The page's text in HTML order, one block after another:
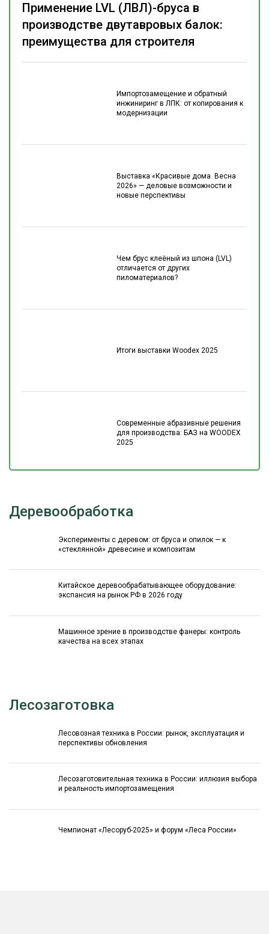
Импортозамещение и обратный
инжиниринг в ЛПК: от копирования к
модернизации
Выставка «Красивые дома. Весна
2026» — деловые возможности и
новые перспективы
Чем брус клеёный из шпона (LVL)
отличается от других
пиломатериалов?
Итоги выставки Woodex 2025
Современные абразивные решения
для производства: БАЗ на WOODEX
2025
Применение LVL (ЛВЛ)-бруса в
производстве двутавровых балок:
преимущества для строителя
Деревообработка
Эксперименты с деревом: от бруса и опилок — к
«стеклянной» древесине и композитам
Китайское деревообрабатывающее оборудование:
экспансия на рынок РФ в 2026 году
Машинное зрение в производстве фанеры: контроль
качества на всех этапах
Лесозаготовка
Лесовозная техника в России: рынок, эксплуатация и
перспективы обновления
Лесозаготовительная техника в России: иллюзия выбора
и реальность импортозамещения
Чемпионат «Лесоруб-2025» и форум «Леса России»